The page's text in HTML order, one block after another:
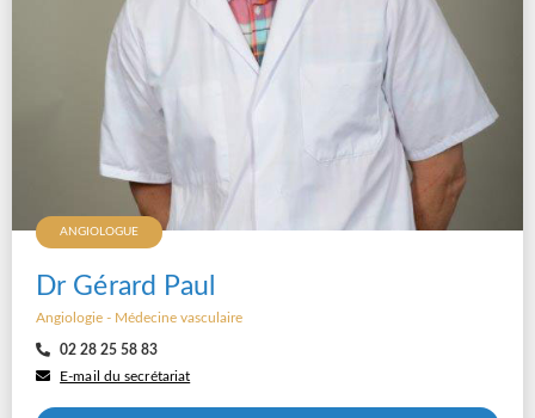
ANGIOLOGUE
Dr Gérard Paul
Angiologie - Médecine vasculaire
02 28 25 58 83
E-mail du secrétariat